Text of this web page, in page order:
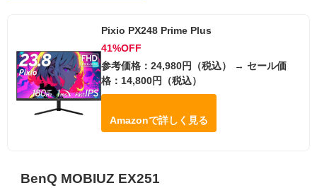
Pixio PX248 Prime Plus
41%OFF
参考価格：24,980円（税込） → セール価
格：14,800円（税込）
Amazonで詳しく見る
BenQ MOBIUZ EX251